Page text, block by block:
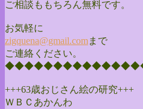
ご相談ももちろん無料です。
お気軽に
zigquena@gmail.comまで
ご連絡ください。
+++63歳おじさん絵の研究+++
ＷＢＣあかんわ